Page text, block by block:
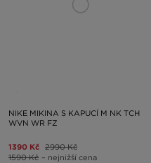
NIKE MIKINA S KAPUCÍ M NK TCH
WVN WR FZ
1390 Kč 2990 Kč
1590 Kč – nejnižší cena